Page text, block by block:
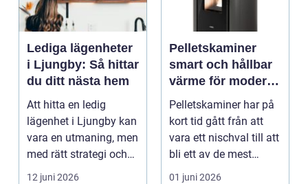
Lediga lägenheter
i Ljungby: Så hittar
du ditt nästa hem
Att hitta en ledig
lägenhet i Ljungby kan
vara en utmaning, men
med rätt strategi och
info...
12 juni 2026
Pelletskaminer
smart och hållbar
värme för moderna
hem
Pelletskaminer har på
kort tid gått från att
vara ett nischval till att
bli ett av de mest
intressan...
01 juni 2026